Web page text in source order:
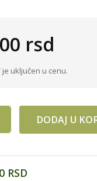
rsd
je uključen u cenu.
590 GR BEYOND
DODAJ U
RSD